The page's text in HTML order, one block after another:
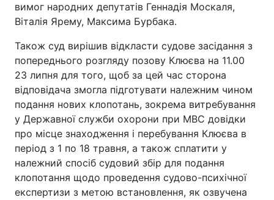
Тема оформлення
вимог народних депутатів Геннадія Москаля,
Віталія Ярему, Максима Бурбака.
Також суд вирішив відкласти судове засідання з
попереднього розгляду позову Клюєва на 11.00
23 липня для того, щоб за цей час сторона
відповідача змогла підготувати належним чином
подання нових клопотань, зокрема витребування
у Державної служби охорони при МВС довідки
про місце знаходження і перебування Клюєва в
період з 1 по 18 травня, а також сплатити у
належний спосіб судовий збір для подання
клопотання щодо проведення судово-психічної
експертизи з метою встановлення, як озвучена